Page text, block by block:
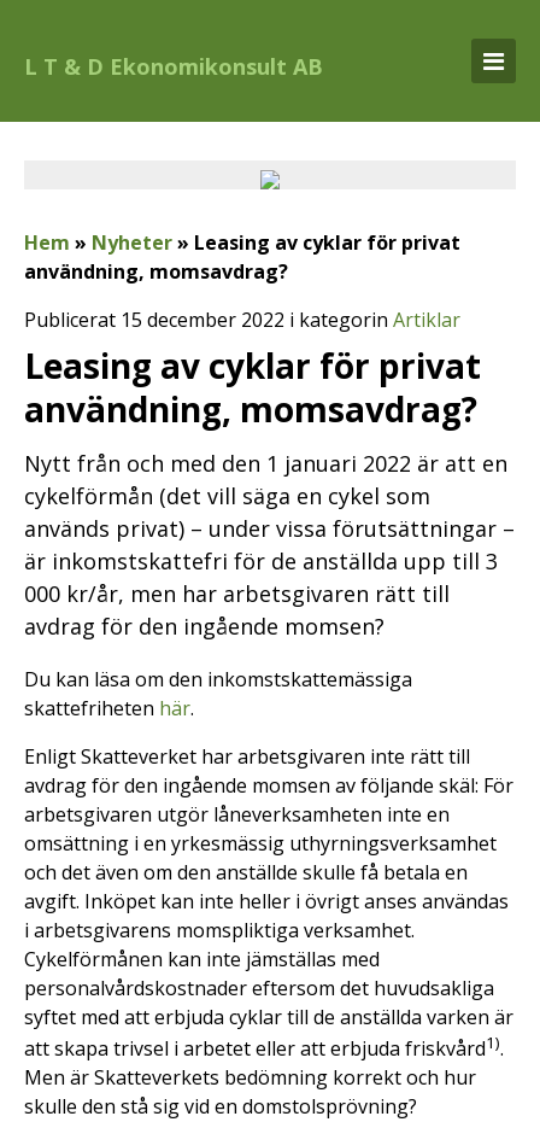
L T & D Ekonomikonsult AB
Hem » Nyheter» Leasing av cyklar för privat
användning, momsavdrag?
Publicerat 15 december 2022 i kategorin Artiklar
Leasing av cyklar för privat
användning, momsavdrag?
Nytt från och med den 1 januari 2022 är att en
cykelförmån (det vill säga en cykel som
används privat) – under vissa förutsättningar –
är inkomstskattefri för de anställda upp till 3
000 kr/år, men har arbetsgivaren rätt till
avdrag för den ingående momsen?
Du kan läsa om den inkomstskattemässiga
skattefriheten här.
Enligt Skatteverket har arbetsgivaren inte rätt till
avdrag för den ingående momsen av följande skäl: För
arbetsgivaren utgör låneverksamheten inte en
omsättning i en yrkesmässig uthyrningsverksamhet
och det även om den anställde skulle få betala en
avgift. Inköpet kan inte heller i övrigt anses användas
i arbetsgivarens momspliktiga verksamhet.
Cykelförmånen kan inte jämställas med
personalvårdskostnader eftersom det huvudsakliga
syftet med att erbjuda cyklar till de anställda varken är
att skapa trivsel i arbetet eller att erbjuda friskvård1).
Men är Skatteverkets bedömning korrekt och hur
skulle den stå sig vid en domstolsprövning?